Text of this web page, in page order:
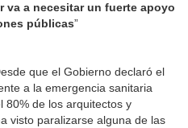
a necesitar un fuerte apoyo
públicas”
que el Gobierno declaró el
a la emergencia sanitaria
80% de los arquitectos y
visto paralizarse alguna de las